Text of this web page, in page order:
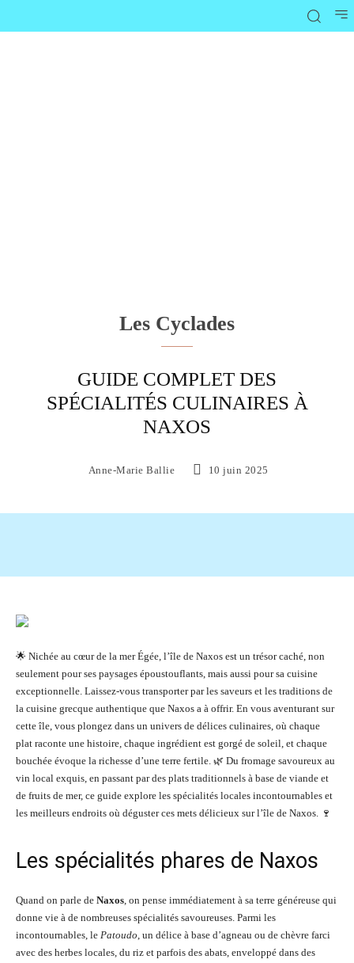
Les Cyclades
GUIDE COMPLET DES
SPÉCIALITÉS CULINAIRES À
NAXOS
Anne-Marie Ballie 10 juin 2025
🌟 Nichée au cœur de la mer Égée, l’île de Naxos est un trésor caché, non
seulement pour ses paysages époustouflants, mais aussi pour sa cuisine
exceptionnelle. Laissez-vous transporter par les saveurs et les traditions de
la cuisine grecque authentique que Naxos a à offrir. En vous aventurant sur
cette île, vous plongez dans un univers de délices culinaires, où chaque
plat raconte une histoire, chaque ingrédient est gorgé de soleil, et chaque
bouchée évoque la richesse d’une terre fertile. 🌿 Du fromage savoureux au
vin local exquis, en passant par des plats traditionnels à base de viande et
de fruits de mer, ce guide explore les spécialités locales incontournables et
les meilleurs endroits où déguster ces mets délicieux sur l’île de Naxos. 🍷
Les spécialités phares de Naxos
Quand on parle de Naxos, on pense immédiatement à sa terre généreuse qui
donne vie à de nombreuses spécialités savoureuses. Parmi les
incontournables, le Patoudo, un délice à base d’agneau ou de chèvre farci
avec des herbes locales, du riz et parfois des abats, enveloppé dans des